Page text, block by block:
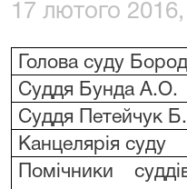
17 лютого 2016,
Голова суду
Суддя Бунда А.О.
Суддя Петейчук
Канцелярія суду
Помічники